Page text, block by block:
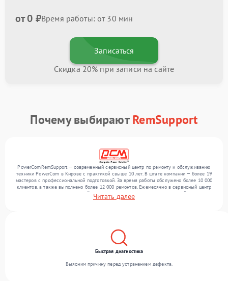
от 0 ₽Время работы: от 30 мин
Записаться
Скидка 20% при записи на сайте
Почему выбираютRemSupport
PowerComRemSupport — современный сервисный центр по ремонту и обслуживанию
техники PowerCom в Кирове с практикой свыше 10 лет. В штате компании — более 19
мастеров с профессиональной подготовкой. За время работы обслужено более 10 000
клиентов, а также выполнено более 12 000 ремонтов. Ежемесячно в сервисный центр
поступает более 300 обращений, включая , , . Мы беремся за задачи любой сложности
и гарантируем высокое качество обслуживания благодаря опыту команды.
Читать далее
Быстрая диагностика
Выясним причину перед устранением дефекта.